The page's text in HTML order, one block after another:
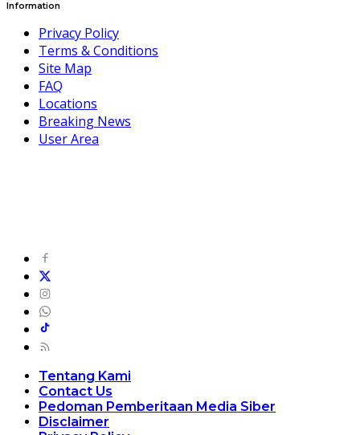
Information
Privacy Policy
Terms & Conditions
Site Map
FAQ
Locations
Breaking News
User Area
Tentang Kami
Contact Us
Pedoman Pemberitaan Media Siber
Disclaimer